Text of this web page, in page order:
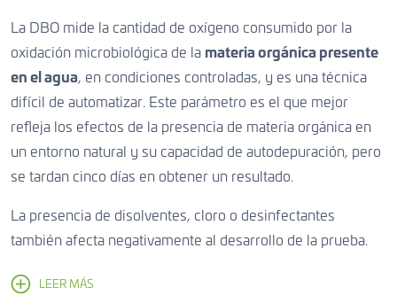
La DBO mide la cantidad de oxígeno consumido por la
oxidación microbiológica de la materia orgánica presente
en el agua, en condiciones controladas, y es una técnica
difícil de automatizar. Este parámetro es el que mejor
refleja los efectos de la presencia de materia orgánica en
un entorno natural y su capacidad de autodepuración, pero
se tardan cinco días en obtener un resultado.
La presencia de disolventes, cloro o desinfectantes
también afecta negativamente al desarrollo de la prueba.
LEER MÁS